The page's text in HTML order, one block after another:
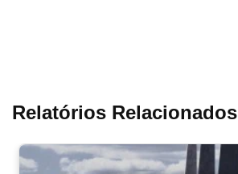
Relatórios Relacionados